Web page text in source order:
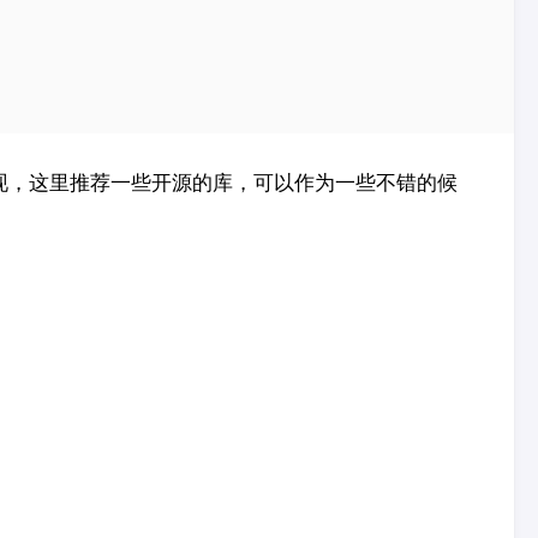
这里推荐一些开源的库，可以作为一些不错的候